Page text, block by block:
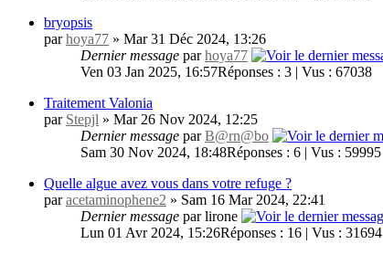
bryopsis
parhoya77 » Mar 31 Déc 2024, 13:26
Dernier message parhoya77
Ven 03 Jan 2025, 16:57Réponses : 3 | Vus : 67038
Traitement Valonia
par Stepjl » Mar 26 Nov 2024, 12:25
Dernier message parB@rn@bo
Sam 30 Nov 2024, 18:48Réponses : 6 | Vus : 59995
Quelle algue avez vous dans votre refuge ?
paracetaminophene2 » Sam 16 Mar 2024, 22:41
Dernier message par lirone
Lun 01 Avr 2024, 15:26Réponses : 16 | Vus : 31694